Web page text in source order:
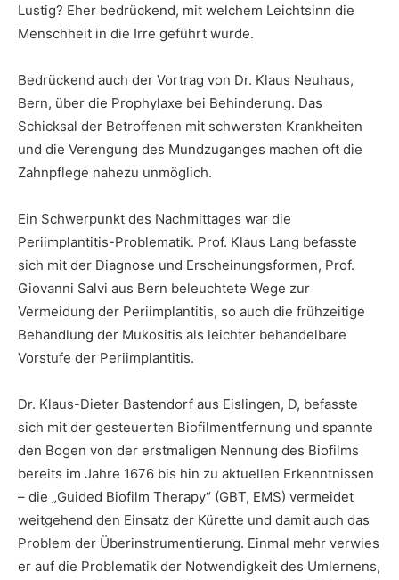
Lustig? Eher bedrückend, mit welchem Leichtsinn die
Menschheit in die Irre geführt wurde.
Bedrückend auch der Vortrag von Dr. Klaus Neuhaus,
Bern, über die Prophylaxe bei Behinderung. Das
Schicksal der Betroffenen mit schwersten Krankheiten
und die Verengung des Mundzuganges machen oft die
Zahnpflege nahezu unmöglich.
Ein Schwerpunkt des Nachmittages war die
Periimplantitis-Problematik. Prof. Klaus Lang befasste
sich mit der Diagnose und Erscheinungsformen, Prof.
Giovanni Salvi aus Bern beleuchtete Wege zur
Vermeidung der Periimplantitis, so auch die frühzeitige
Behandlung der Mukositis als leichter behandelbare
Vorstufe der Periimplantitis.
Dr. Klaus-Dieter Bastendorf aus Eislingen, D, befasste
sich mit der gesteuerten Biofilmentfernung und spannte
den Bogen von der erstmaligen Nennung des Biofilms
bereits im Jahre 1676 bis hin zu aktuellen Erkenntnissen
– die „Guided Biofilm Therapy“ (GBT, EMS) vermeidet
weitgehend den Einsatz der Kürette und damit auch das
Problem der Überinstrumentierung. Einmal mehr verwies
er auf die Problematik der Notwendigkeit des Umlernens,